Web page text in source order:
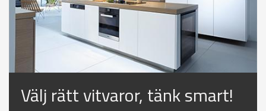
Välj rätt vitvaror, tänk smart!